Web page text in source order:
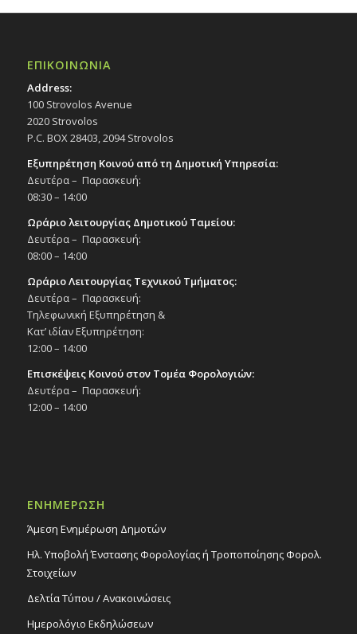
ΕΠΙΚΟΙΝΩΝΙΑ
Address:
100 Strovolos Avenue
2020 Strovolos
P.C. BOX 28403, 2094 Strovolos
Εξυπηρέτηση Κοινού από τη Δημοτική Υπηρεσία:
Δευτέρα – Παρασκευή:
08:30 – 14:00
Ωράριο λειτουργίας Δημοτικού Ταμείου:
Δευτέρα – Παρασκευή:
08:00 – 14:00
Ωράριο Λειτουργίας Τεχνικού Τμήματος:
Δευτέρα – Παρασκευή:
Τηλεφωνική Εξυπηρέτηση &
Κατ’ ιδίαν Εξυπηρέτηση:
12:00 – 14:00
Επισκέψεις Κοινού στον Τομέα Φορολογιών:
Δευτέρα – Παρασκευή:
12:00 – 14:00
ΕΝΗΜΕΡΩΣΗ
Άμεση Ενημέρωση Δημοτών
Ηλ. Υποβολή Ένστασης Φορολογίας ή Τροποποίησης Φορολ.
Στοιχείων
Δελτία Τύπου / Ανακοινώσεις
Ημερολόγιο Εκδηλώσεων